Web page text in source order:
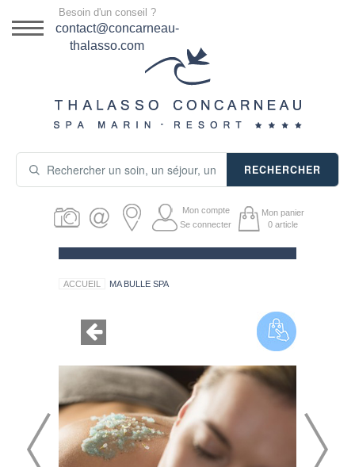
DESTINATION
SÉJOURS THALASSO
PRODUITS COSMÉTIQUES
GUIDE CADEAUX
Besoin d'un conseil ?
contact@concarneau-
thalasso.com
RECHERCHER
Mon compte
Se connecter
Mon panier
0 article
ACCUEIL MA BULLE SPA